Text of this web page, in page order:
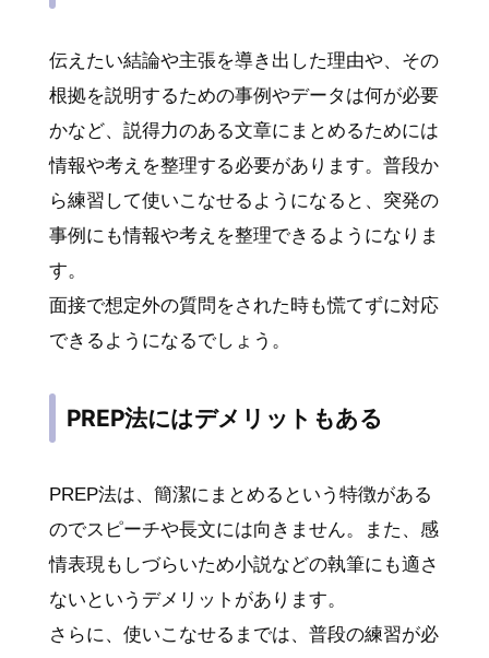
伝えたい結論や主張を導き出した理由や、その
根拠を説明するための事例やデータは何が必要
かなど、説得力のある文章にまとめるためには
情報や考えを整理する必要があります。普段か
ら練習して使いこなせるようになると、突発の
事例にも情報や考えを整理できるようになりま
す。
面接で想定外の質問をされた時も慌てずに対応
できるようになるでしょう。
PREP法にはデメリットもある
PREP法は、簡潔にまとめるという特徴がある
のでスピーチや長文には向きません。また、感
情表現もしづらいため小説などの執筆にも適さ
ないというデメリットがあります。
さらに、使いこなせるまでは、普段の練習が必